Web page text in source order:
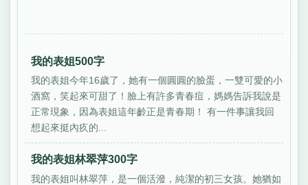
我的表姐500字
我的表姐今年16歲了，她有一個圓圓的臉蛋，一雙可愛的小
酒窩，笑起來可甜了！臉上有許多青春痘，媽媽告訴我說是
正常現象，因為表姐這年齡正是青春期！ 有一件事讓我回
想起來挺內疚的...
我的表姐林翠萍300字
我的表姐叫林翠萍，是一個活潑，純潔的初三女孩。她猶如